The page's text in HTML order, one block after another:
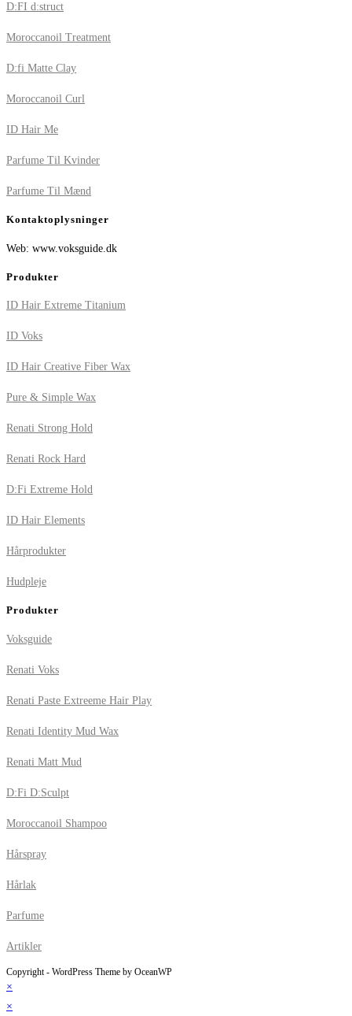
D:FI d:struct
Moroccanoil Treatment
D:fi Matte Clay
Moroccanoil Curl
ID Hair Me
Parfume Til Kvinder
Parfume Til Mænd
Kontaktoplysninger
Web: www.voksguide.dk
Produkter
ID Hair Extreme Titanium
ID Voks
ID Hair Creative Fiber Wax
Pure & Simple Wax
Renati Strong Hold
Renati Rock Hard
D:Fi Extreme Hold
ID Hair Elements
Hårprodukter
Hudpleje
Produkter
Voksguide
Renati Voks
Renati Paste Extreeme Hair Play
Renati Identity Mud Wax
Renati Matt Mud
D:Fi D:Sculpt
Moroccanoil Shampoo
Hårspray
Hårlak
Parfume
Artikler
Copyright - WordPress Theme by OceanWP
×
×